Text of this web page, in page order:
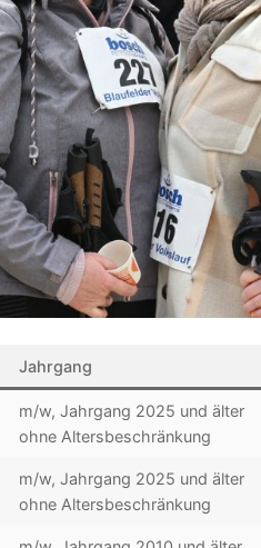
Jahrgang
m/w, Jahrgang 2025 und älter
ohne Altersbeschränkung
m/w, Jahrgang 2025 und älter
ohne Altersbeschränkung